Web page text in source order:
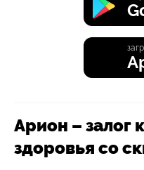
Арион – залог
здоровья со